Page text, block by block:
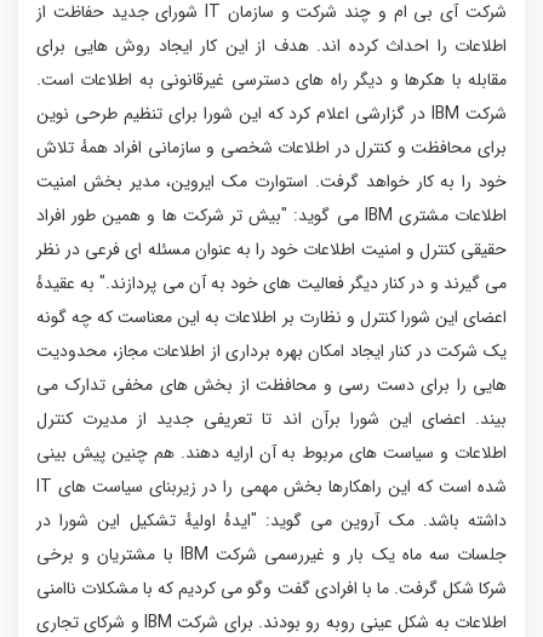
شرکت آی بی ام و چند شرکت و سازمان IT شورای جدید حفاظت از
اطلاعات را احداث کرده اند. هدف از این کار ایجاد روش هایی برای
مقابله با هکرها و دیگر راه های دسترسی غیرقانونی به اطلاعات است.
شرکت IBM در گزارشی اعلام کرد که این شورا برای تنظیم طرحی نوین
برای محافظت و کنترل در اطلاعات شخصی و سازمانی افراد همهٔ تلاش
خود را به کار خواهد گرفت. استوارت مک ایروین، مدیر بخش امنیت
اطلاعات مشتری IBM می گوید: "بیش تر شرکت ها و همین طور افراد
حقیقی کنترل و امنیت اطلاعات خود را به عنوان مسئله ای فرعی در نظر
می گیرند و در کنار دیگر فعالیت های خود به آن می پردازند." به عقیدهٔ
اعضای این شورا کنترل و نظارت بر اطلاعات به این معناست که چه گونه
یک شرکت در کنار ایجاد امکان بهره برداری از اطلاعات مجاز، محدودیت
هایی را برای دست رسی و محافظت از بخش های مخفی تدارک می
بیند. اعضای این شورا برآن اند تا تعریفی جدید از مدیرت کنترل
اطلاعات و سیاست های مربوط به آن ارایه دهند. هم چنین پیش بینی
شده است که این راهکارها بخش مهمی را در زیربنای سیاست های IT
داشته باشد. مک آروین می گوید: "ایدهٔ اولیهٔ تشکیل این شورا در
جلسات سه ماه یک بار و غیررسمی شرکت IBM با مشتریان و برخی
شرکا شکل گرفت. ما با افرادی گفت وگو می کردیم که با مشکلات ناامنی
اطلاعات به شکل عینی روبه رو بودند. برای شرکت IBM و شرکای تجاری